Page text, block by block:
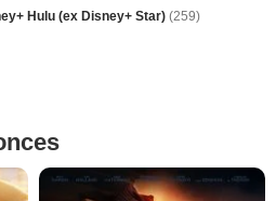
Hulu (ex Disney+ Star) (259)